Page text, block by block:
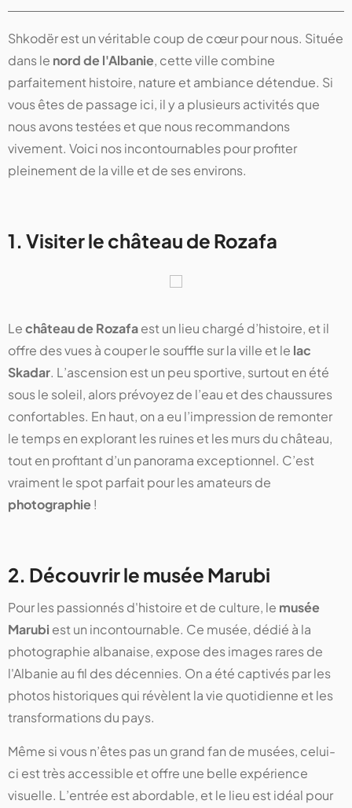
Shkodër est un véritable coup de cœur pour nous. Située
dans le nord de l'Albanie, cette ville combine
parfaitement histoire, nature et ambiance détendue. Si
vous êtes de passage ici, il y a plusieurs activités que
nous avons testées et que nous recommandons
vivement. Voici nos incontournables pour profiter
pleinement de la ville et de ses environs.
1. Visiter le château de Rozafa
Lechâteau de Rozafaest un lieu chargé d’histoire, et il
offre des vues à couper le souffle sur la ville et le lac
Skadar. L’ascension est un peu sportive, surtout en été
sous le soleil, alors prévoyez de l’eau et des chaussures
confortables. En haut, on a eu l’impression de remonter
le temps en explorant les ruines et les murs du château,
tout en profitant d’un panorama exceptionnel. C’est
vraiment le spot parfait pour les amateurs de
photographie!
2. Découvrir le musée Marubi
Pour les passionnés d'histoire et de culture, le musée
Marubi est un incontournable. Ce musée, dédié à la
photographie albanaise, expose des images rares de
l'Albanie au fil des décennies. On a été captivés par les
photos historiques qui révèlent la vie quotidienne et les
transformations du pays.
Même si vous n’êtes pas un grand fan de musées, celui-
ci est très accessible et offre une belle expérience
visuelle. L’entrée est abordable, et le lieu est idéal pour